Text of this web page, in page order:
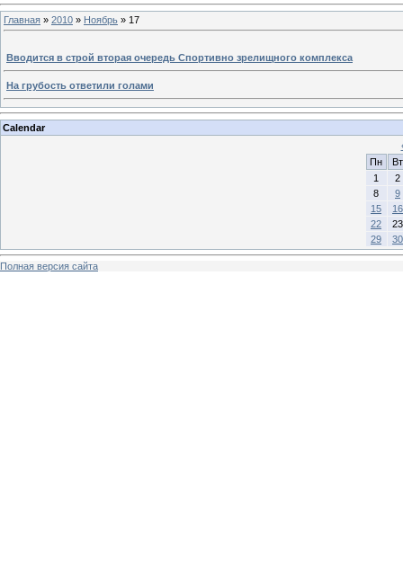
Главная » 2010 » Ноябрь » 17
Вводится в строй вторая очередь Спортивно зрелищного комплекса
На грубость ответили голами
Calendar
Пн
Вт
1
2
8
9
15
16
22
23
29
30
Полная версия сайта